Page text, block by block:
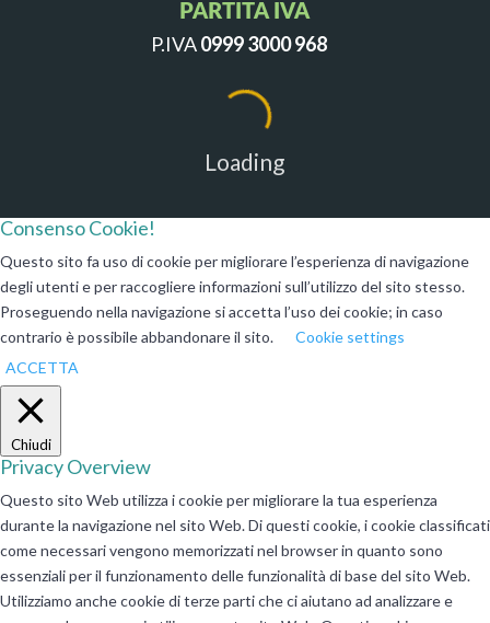
PARTITA IVA
P.IVA0999 3000 968
Loading
Consenso Cookie!
Questo sito fa uso di cookie per migliorare l’esperienza di navigazione
degli utenti e per raccogliere informazioni sull’utilizzo del sito stesso.
Proseguendo nella navigazione si accetta l’uso dei cookie; in caso
contrario è possibile abbandonare il sito.
Cookie settings
ACCETTA
Chiudi
Privacy Overview
Questo sito Web utilizza i cookie per migliorare la tua esperienza
durante la navigazione nel sito Web. Di questi cookie, i cookie classificati
come necessari vengono memorizzati nel browser in quanto sono
essenziali per il funzionamento delle funzionalità di base del sito Web.
Utilizziamo anche cookie di terze parti che ci aiutano ad analizzare e